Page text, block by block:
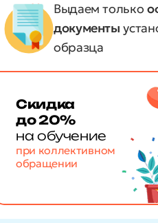
Выдаем только
документы
образца
Скидка
до 20%
на обучение
при коллективном
обращении